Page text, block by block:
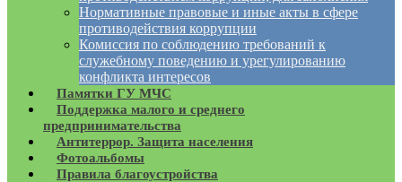
Нормативные правовые и иные акты в сфере
противодействия коррупции
Комиссия по соблюдению требований к
служебному поведению и урегулированию
конфликта интересов
Памятки ГУ МЧС
Поддержка малого и среднего
предпринимательства
Антитеррор. Защита населения
Фотоальбомы
Правила благоустройства